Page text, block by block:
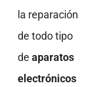
la reparación
de todo tipo
de aparatos
electrónicos